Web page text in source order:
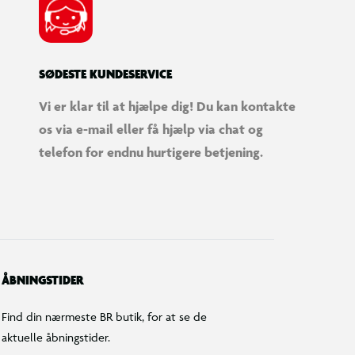
SØDESTE KUNDESERVICE
Vi er klar til at hjælpe dig! Du kan kontakte
os via e-mail eller få hjælp via chat og
telefon for endnu hurtigere betjening.
ÅBNINGSTIDER
Find din nærmeste BR butik, for at se de
aktuelle åbningstider.